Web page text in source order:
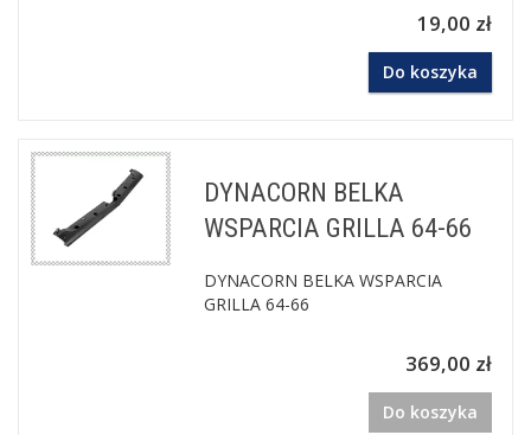
19,00 zł
Do koszyka
DYNACORN BELKA
WSPARCIA GRILLA 64-66
DYNACORN BELKA WSPARCIA
GRILLA 64-66
369,00 zł
Do koszyka